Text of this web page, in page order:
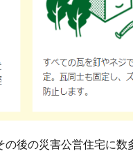
後の災害公営住宅に数